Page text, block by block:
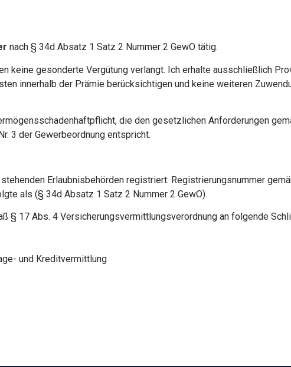
nach § 34d Absatz 1 Satz 2 Nummer 2 GewO tätig.
keine gesonderte Vergütung verlangt. Ich erhalte ausschließlich
innerhalb der Prämie berücksichtigen und keine weiteren
die den gesetzlichen Anforderungen
3 der Gewerbeordnung entspricht.
Erlaubnisbehörden registriert: Registrierungsnummer
als (§ 34d Absatz 1 Satz 2 Nummer 2 GewO).
§ 17 Abs. 4 Versicherungsvermittlungsverordnung an folgende
und Kreditvermittlung